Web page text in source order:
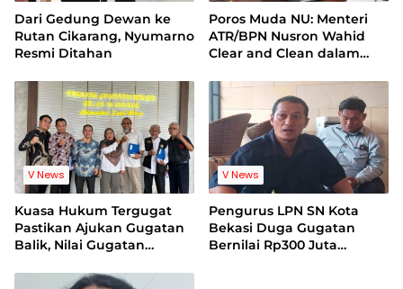
Dari Gedung Dewan ke
Rutan Cikarang, Nyumarno
Resmi Ditahan
Poros Muda NU: Menteri
ATR/BPN Nusron Wahid
Clear and Clean dalam
Kuansing
V News
Kuasa Hukum Tergugat
Pastikan Ajukan Gugatan
Balik, Nilai Gugatan
Legal Standing
V News
Pengurus LPN SN Kota
Bekasi Duga Gugatan
Bernilai Rp300 Juta